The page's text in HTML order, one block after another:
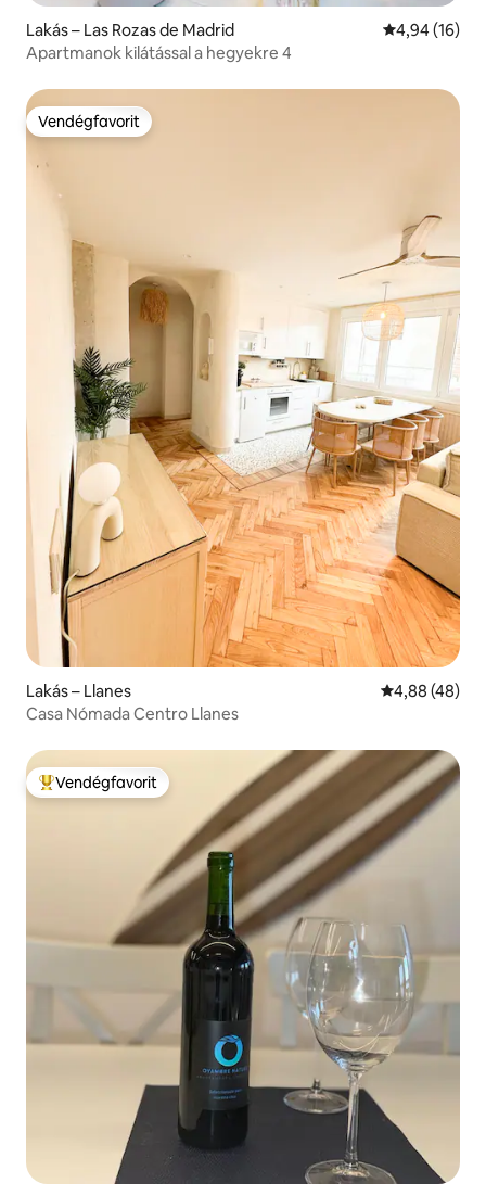
Lakás – Las Rozas de Madrid Átlagos
4,94 (16)
Apartmanok kilátással a hegyekre 4
Vendégfavorit
Vendégfavorit
Lakás – Llanes Átlagos
4,88 (48)
Casa Nómada Centro Llanes
Kiemelt vendégfavorit
Vendégfavorit